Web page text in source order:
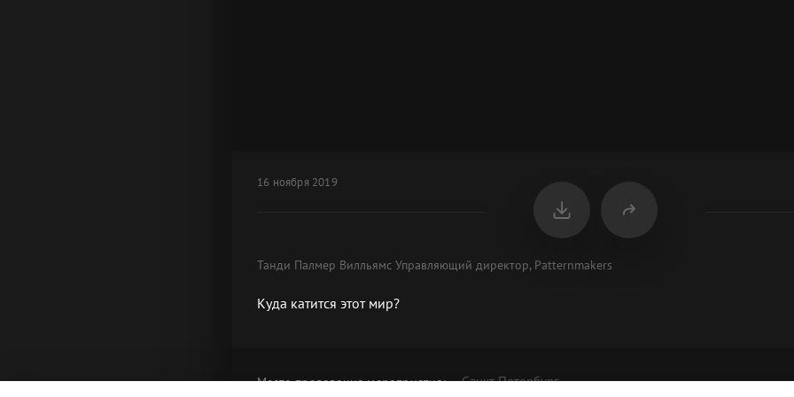
16 ноября 2019
Танди Палмер Вилльямс Управляющий директор, Patternmakers
Куда катится этот мир?
Место проведениямероприятия: Санкт-Петербург